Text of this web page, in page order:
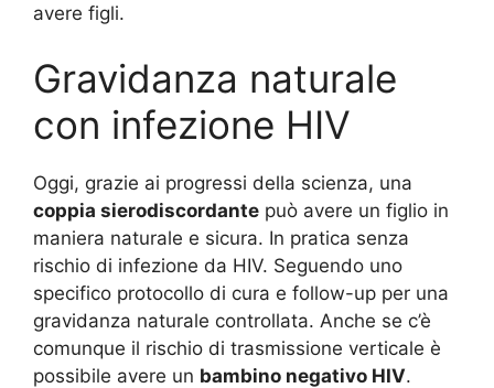
avere figli.
Gravidanza naturale
con infezione HIV
Oggi, grazie ai progressi della scienza, una
coppia sierodiscordante può avere un figlio in
maniera naturale e sicura. In pratica senza
rischio di infezione da HIV. Seguendo uno
specifico protocollo di cura e follow-up per una
gravidanza naturale controllata. Anche se c’è
comunque il rischio di trasmissione verticale è
possibile avere un bambino negativo HIV.